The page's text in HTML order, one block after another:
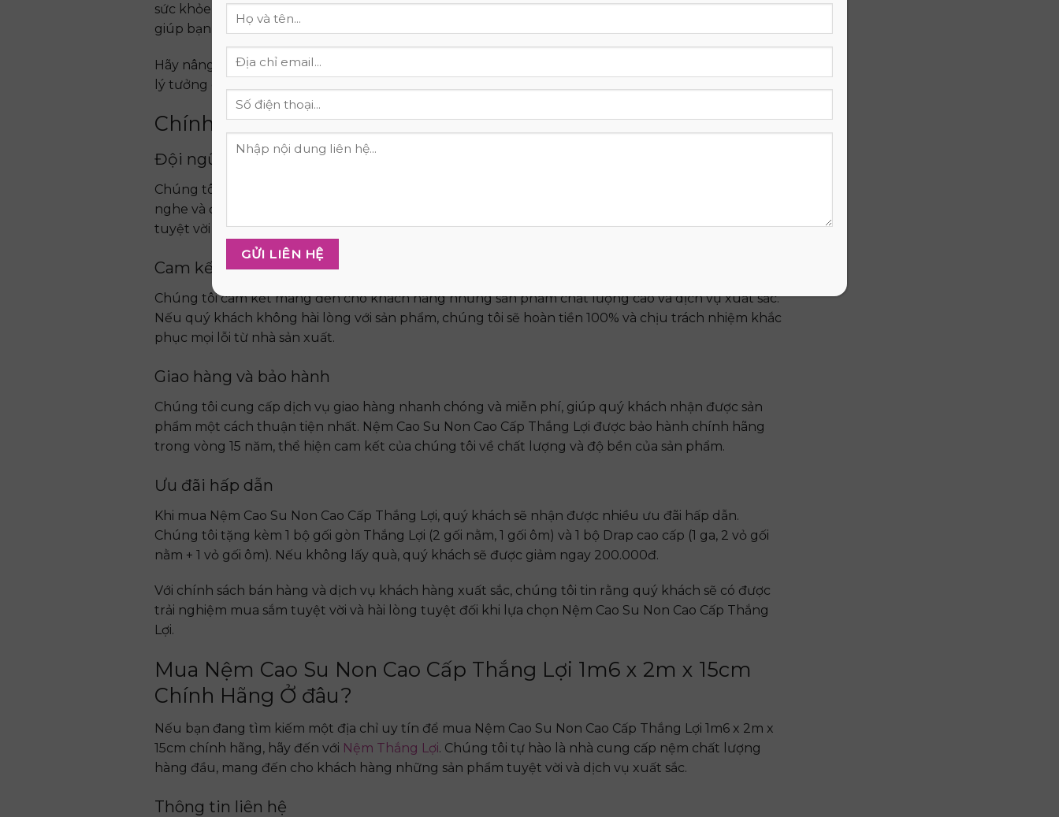
sức khỏe của bạn. Sản phẩm có khả năng giữ được độ đàn hồi và hỗ trợ ổn định trong nhiều năm,
giúp bạn tiết kiệm chi phí so với việc thay thế nệm thường xuyên.
Hãy nâng cao chất lượng cuộc sống với Nệm Cao Su Non Cao Cấp Thắng Lợi – người bạn đồng hành
lý tưởng cho những giấc ngủ ngon và một cơ thể khỏe mạnh.
Chính sách bán hàng và dịch vụ khách hàng
Đội ngũ tận tâm
Chúng tôi tự hào có đội ngũ nhân viên tư vấn chuyên nghiệp và tận tâm. Họ luôn sẵn sàng lắng
nghe và đáp ứng mọi nhu cầu của khách hàng, đảm bảo quý khách có được trải nghiệm mua sắm
tuyệt vời nhất.
Cam kết chất lượng
Chúng tôi cam kết mang đến cho khách hàng những sản phẩm chất lượng cao và dịch vụ xuất sắc.
Nếu quý khách không hài lòng với sản phẩm, chúng tôi sẽ hoàn tiền 100% và chịu trách nhiệm khắc
phục mọi lỗi từ nhà sản xuất.
Giao hàng và bảo hành
Chúng tôi cung cấp dịch vụ giao hàng nhanh chóng và miễn phí, giúp quý khách nhận được sản
phẩm một cách thuận tiện nhất. Nệm Cao Su Non Cao Cấp Thắng Lợi được bảo hành chính hãng
trong vòng 15 năm, thể hiện cam kết của chúng tôi về chất lượng và độ bền của sản phẩm.
Ưu đãi hấp dẫn
Khi mua Nệm Cao Su Non Cao Cấp Thắng Lợi, quý khách sẽ nhận được nhiều ưu đãi hấp dẫn.
Chúng tôi tặng kèm 1 bộ gối gòn Thắng Lợi (2 gối nằm, 1 gối ôm) và 1 bộ Drap cao cấp (1 ga, 2 vỏ gối
nằm + 1 vỏ gối ôm). Nếu không lấy quà, quý khách sẽ được giảm ngay 200.000đ.
Với chính sách bán hàng và dịch vụ khách hàng xuất sắc, chúng tôi tin rằng quý khách sẽ có được
trải nghiệm mua sắm tuyệt vời và hài lòng tuyệt đối khi lựa chọn Nệm Cao Su Non Cao Cấp Thắng
Lợi.
Mua Nệm Cao Su Non Cao Cấp Thắng Lợi 1m6 x 2m x 15cm
Chính Hãng Ở đâu?
Nếu bạn đang tìm kiếm một địa chỉ uy tín để mua Nệm Cao Su Non Cao Cấp Thắng Lợi 1m6 x 2m x
15cm chính hãng, hãy đến với Nệm Thắng Lợi. Chúng tôi tự hào là nhà cung cấp nệm chất lượng
hàng đầu, mang đến cho khách hàng những sản phẩm tuyệt vời và dịch vụ xuất sắc.
Thông tin liên hệ